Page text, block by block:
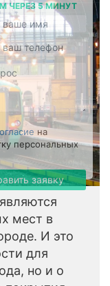
ЧЕРЕЗ 5 МИНУТ
на
персональных
заявку
мест в
И это
для
но и о